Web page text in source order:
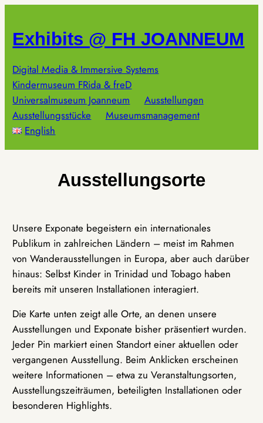
springen
Exhibits @ FH JOANNEUM
Digital Media & Immersive Systems
Kindermuseum FRida & freD
Universalmuseum Joanneum
Ausstellungen
Ausstellungsstücke
Museumsmanagement
English
Ausstellungsorte
Unsere Exponate begeistern ein internationales
Publikum in zahlreichen Ländern – meist im Rahmen
von Wanderausstellungen in Europa, aber auch darüber
hinaus: Selbst Kinder in Trinidad und Tobago haben
bereits mit unseren Installationen interagiert.
Die Karte unten zeigt alle Orte, an denen unsere
Ausstellungen und Exponate bisher präsentiert wurden.
Jeder Pin markiert einen Standort einer aktuellen oder
vergangenen Ausstellung. Beim Anklicken erscheinen
weitere Informationen – etwa zu Veranstaltungsorten,
Ausstellungszeiträumen, beteiligten Installationen oder
besonderen Highlights.